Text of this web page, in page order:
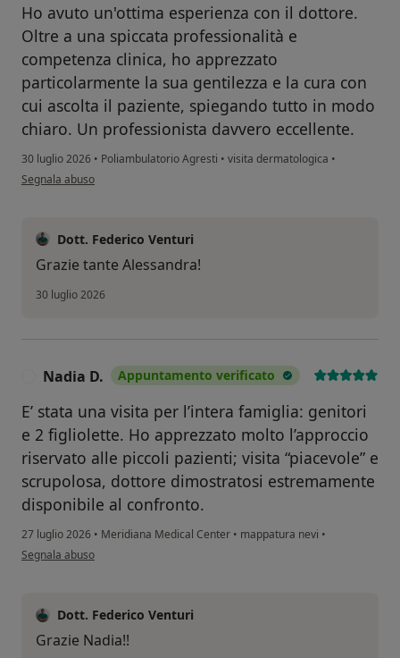
Ho avuto un'ottima esperienza con il dottore.
Oltre a una spiccata professionalità e
competenza clinica, ho apprezzato
particolarmente la sua gentilezza e la cura con
cui ascolta il paziente, spiegando tutto in modo
chiaro. Un professionista davvero eccellente.
30 luglio 2026 • Poliambulatorio Agresti • visita dermatologica •
secondo l'opinione dell'utente Alessandra
Segnala abuso
Dott. Federico Venturi
Grazie tante Alessandra!
30 luglio 2026
Nadia D. Appuntamento verificato
E’ stata una visita per l’intera famiglia: genitori
e 2 figliolette. Ho apprezzato molto l’approccio
riservato alle piccoli pazienti; visita “piacevole” e
scrupolosa, dottore dimostratosi estremamente
disponibile al confronto.
27 luglio 2026 • Meridiana Medical Center • mappatura nevi •
secondo l'opinione dell'utente Nadia D.
Segnala abuso
Dott. Federico Venturi
Grazie Nadia!!